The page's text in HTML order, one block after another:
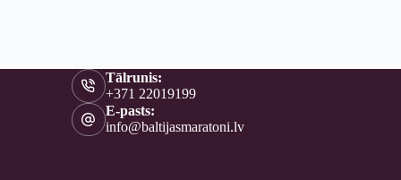
Tālrunis:
+371 22019199
E-pasts:
info@baltijasmaratoni.lv